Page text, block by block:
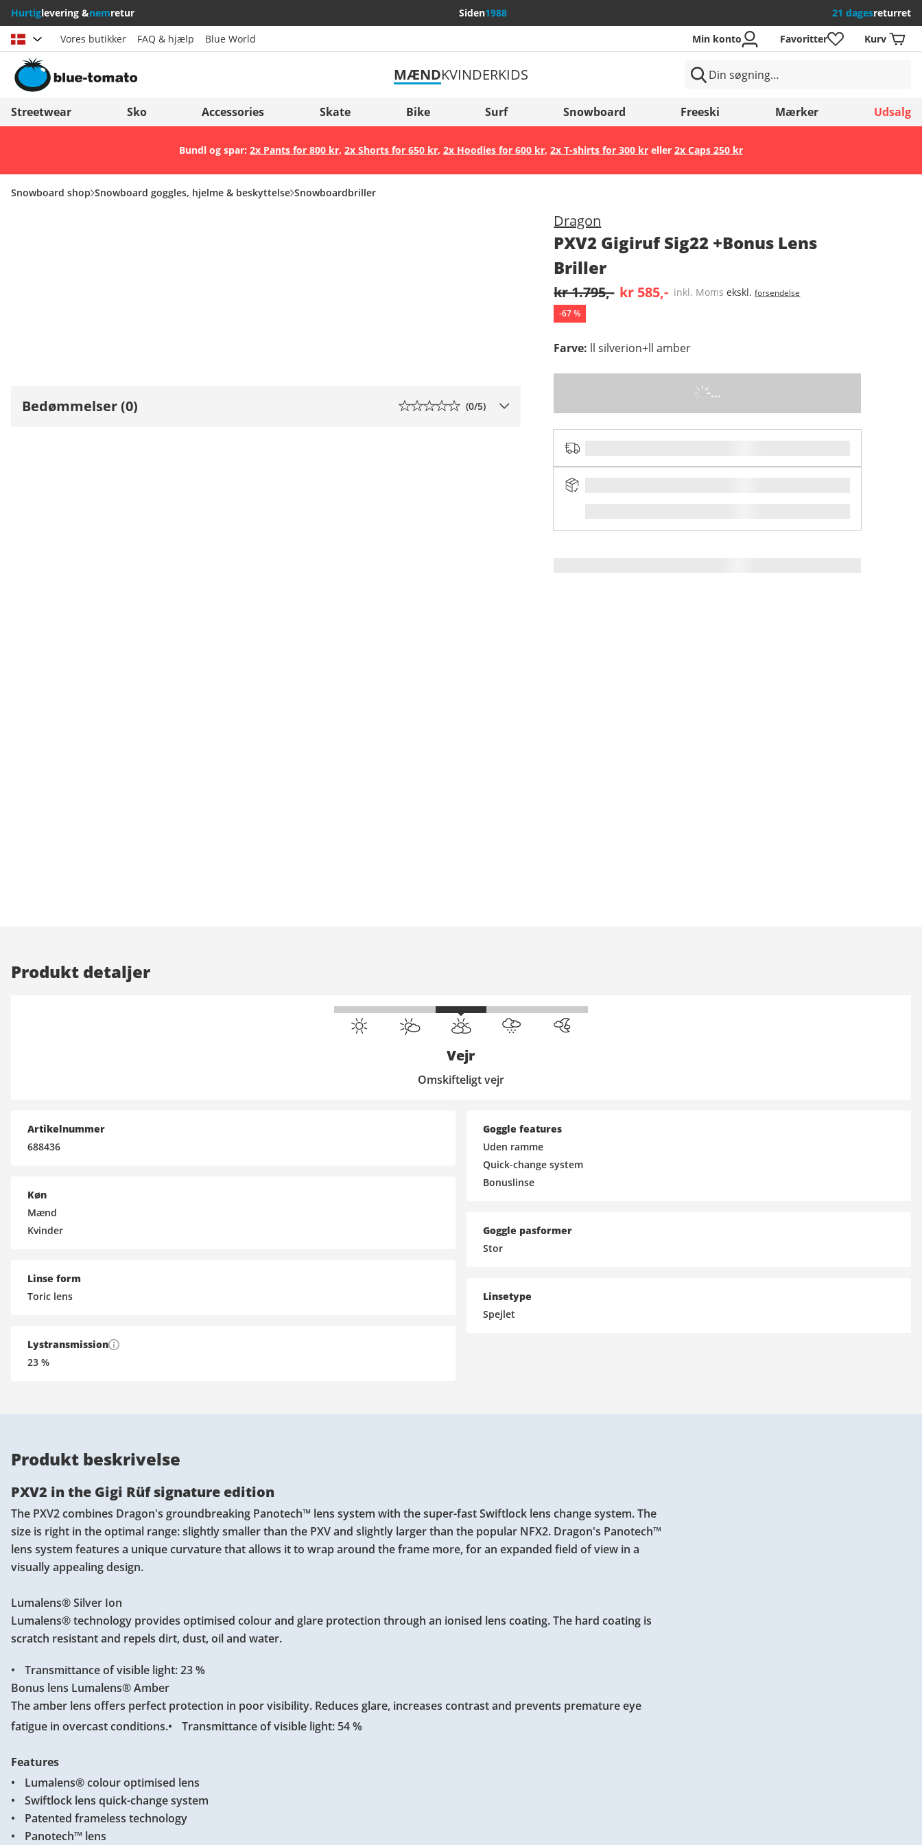
Hurtiglevering &nemretur Siden1988 21 dagesreturret
Vælg land
Österreich
Italia (Italiano)
Italien (Deutsch)
Slovenija
België (Nederlands)
Gem
Vores butikker FAQ & hjælp Blue World Min konto Favoritter Kurv
MÆNDKVINDERKIDS
Streetwear Sko Accessories Skate Bike Surf Snowboard Freeski Mærker Udsalg
Bundl og spar: 2x Pants for 800 kr, 2x Shorts for 650 kr, 2x Hoodies for 600 kr, 2x T-shirts for 300 kreller 2x Caps 250 kr
Snowboard shop Snowboard goggles, hjelme & beskyttelse Snowboardbriller
Dragon
PXV2 Gigiruf Sig22 +Bonus Lens
Briller
kr 1.795,- kr 585,- inkl. Moms ekskl.forsendelse
-67%
Farve: ll silverion+ll amber
...
Bedømmelser (0) (0/5)
Produkt detaljer
Vejr
Omskifteligt vejr
Artikelnummer
688436
Køn
Mænd
Kvinder
Linse form
Toric lens
Lystransmission
23 %
Goggle features
Uden ramme
Quick-change system
Bonuslinse
Goggle pasformer
Stor
Linsetype
Spejlet
Produkt beskrivelse
PXV2 in the Gigi Rüf signature edition
The PXV2 combines Dragon's groundbreaking Panotech™ lens system with the super-fast Swiftlock lens change system. The
size is right in the optimal range: slightly smaller than the PXV and slightly larger than the popular NFX2. Dragon's Panotech™
lens system features a unique curvature that allows it to wrap around the frame more, for an expanded field of view in a
visually appealing design.
Lumalens® Silver Ion
Lumalens® technology provides optimised colour and glare protection through an ionised lens coating. The hard coating is
scratch resistant and repels dirt, dust, oil and water.
Transmittance of visible light: 23 %
Bonus lens Lumalens® Amber
The amber lens offers perfect protection in poor visibility. Reduces glare, increases contrast and prevents premature eye
fatigue in overcast conditions.
Transmittance of visible light: 54 %
Features
Lumalens® colour optimised lens
Swiftlock lens quick-change system
Patented frameless technology
Panotech™ lens